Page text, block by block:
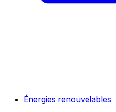
Énergies renouvelables